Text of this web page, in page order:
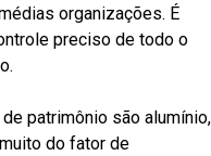
organizações. É
preciso de todo o
patrimônio são alumínio,
do fator de